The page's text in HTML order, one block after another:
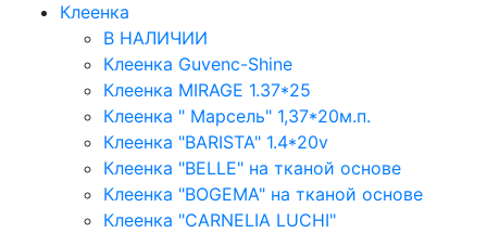
Клеенка
В НАЛИЧИИ
Клеенка Guvenc-Shine
Клеенка MIRAGE 1.37*25
Клеенка " Марсель" 1,37*20м.п.
Клеенка "BARISTA" 1.4*20v
Клеенка "BELLE" на тканой основе
Клеенка "BOGEMA" на тканой основе
Клеенка "CARNELIA LUCHI"